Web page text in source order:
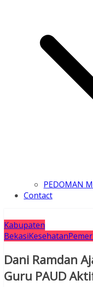
PEDOMAN
Contact
Kabupaten
BekasiKesehatan
Dani Ramdan
Guru PAUD